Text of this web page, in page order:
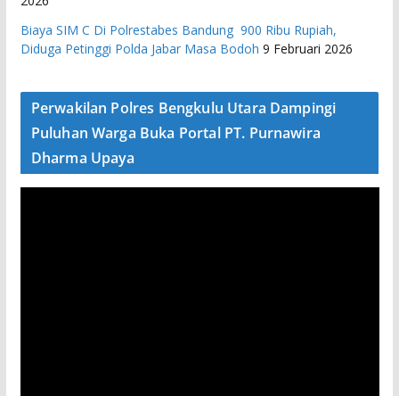
Biaya SIM C Di Polrestabes Bandung 900 Ribu Rupiah,
Diduga Petinggi Polda Jabar Masa Bodoh 9 Februari 2026
Perwakilan Polres Bengkulu Utara Dampingi
Puluhan Warga Buka Portal PT. Purnawira
Dharma Upaya